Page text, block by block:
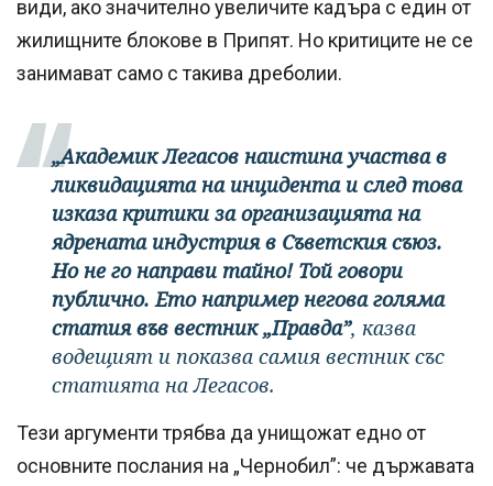
види, ако значително увеличите кадъра с един от
жилищните блокове в Припят. Но критиците не се
занимават само с такива дреболии.
„Академик Легасов наистина участва в
ликвидацията на инцидента и след това
изказа критики за организацията на
ядрената индустрия в Съветския съюз.
Но не го направи тайно! Той говори
публично. Ето например негова голяма
статия във вестник „Правда”, казва
водещият и показва самия вестник със
статията на Легасов.
Тези аргументи трябва да унищожат едно от
основните послания на „Чернобил”: че държавата